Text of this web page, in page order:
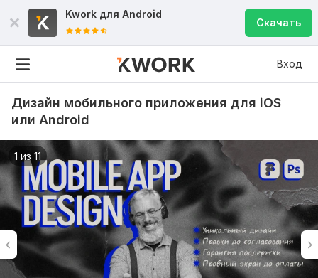
Kwork для Android
Скачать
Вход
Дизайн мобильного приложения для iOS
или Android
1 из 11